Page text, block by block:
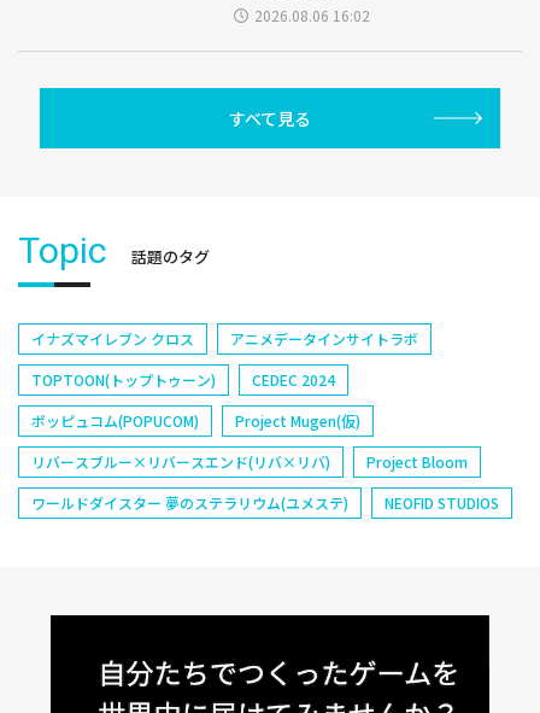
2026.08.06 16:02
すべて見る
Topic 話題のタグ
イナズマイレブン クロス
アニメデータインサイトラボ
TOPTOON(トップトゥーン)
CEDEC 2024
ポッピュコム(POPUCOM)
Project Mugen(仮)
リバースブルー×リバースエンド(リバ×リバ)
Project Bloom
ワールドダイスター 夢のステラリウム(ユメステ)
NEOFID STUDIOS